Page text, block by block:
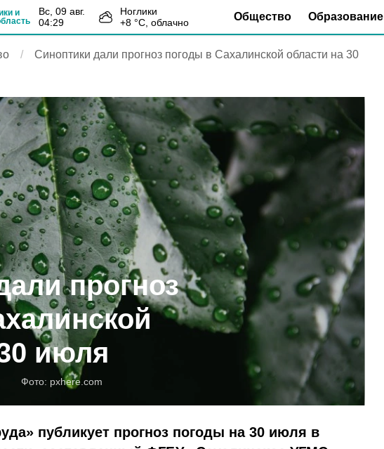
и
вс, 09 авг.
04:29
Ноглики
+8 °С, облачно Общество Образование
Синоптики дали прогноз погоды в Сахалинской области на 30
прогноз
июля
Фото: pxhere.com
публикует прогноз погоды на 30 июля в